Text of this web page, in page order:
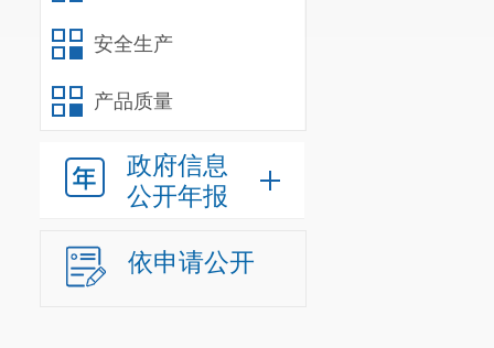
安全生产
产品质量
政府信息
公开年报
依申请公开